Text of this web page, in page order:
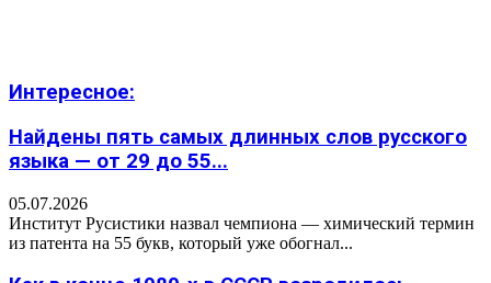
Интересное:
Найдены пять самых длинных слов русского
языка — от 29 до 55...
05.07.2026
Институт Русистики назвал чемпиона — химический термин
из патента на 55 букв, который уже обогнал...